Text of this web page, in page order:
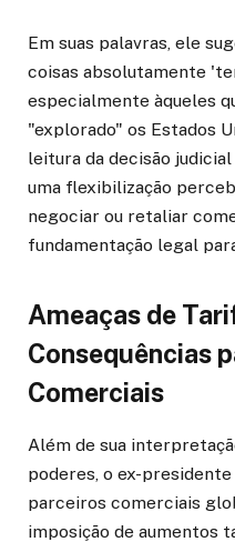
Em suas palavras, ele
coisas absolutamente
especialmente àqueles
"explorado" os Estados
leitura da decisão
uma flexibilização
negociar ou retaliar
fundamentação legal
Ameaças de
Consequências
Comerciais
Além de sua
poderes, o ex-
parceiros comerciais
imposição de aumentos